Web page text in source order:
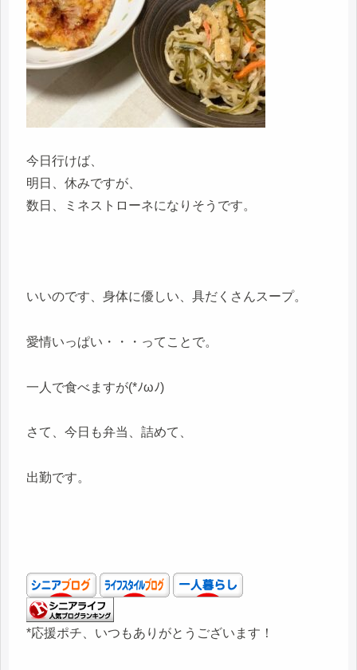
今日行けば、
明日、休みですが、
数日、ミネストローネになりそうです。
いいのです、身体に優しい、具だくさんスープ。
愛情いっぱい・・・ってことで。
一人で食べますが(*ﾉωﾉ)
さて、今日も弁当、詰めて、
出勤です。
*応援ポチ、いつもありがとうございます！